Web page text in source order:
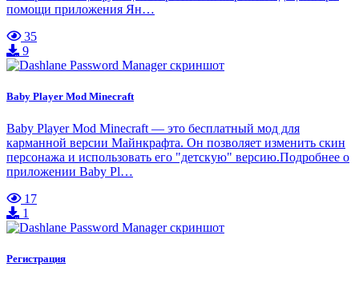
помощи приложения Ян…
35
9
Baby Player Mod Minecraft
Baby Player Mod Minecraft — это бесплатный мод для
карманной версии Майнкрафта. Он позволяет изменить скин
персонажа и использовать его "детскую" версию.Подробнее о
приложении Baby Pl…
17
1
Регистрация